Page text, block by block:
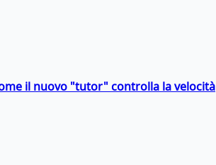
il nuovo "tutor" controlla la velocità